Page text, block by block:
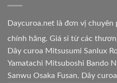
Daycuroa.net là đơn vị chuyên
chính hãng. Giá sỉ từ các
Dây curoa Mitsusumi Sanlux
Yamatachi Mitsuboshi Bando
Sanwu Osaka Fusan. Dây